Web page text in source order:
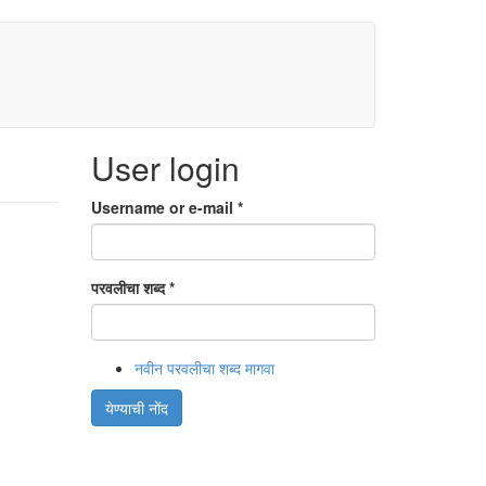
User login
Username or e-mail *
परवलीचा शब्द*
नवीन परवलीचा शब्द मागवा
येण्याची नोंद